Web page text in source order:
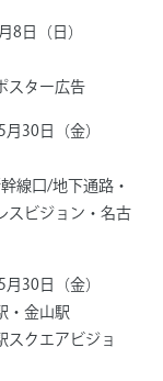
8日（日）
スター広告
30日（金）
線口/地下通路・
スビジョン・名古
30日（金）
・金山駅
スクエアビジョ